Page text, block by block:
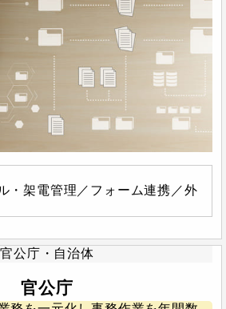
・架電管理／フォーム連携／外
官公庁・自治体
官公庁